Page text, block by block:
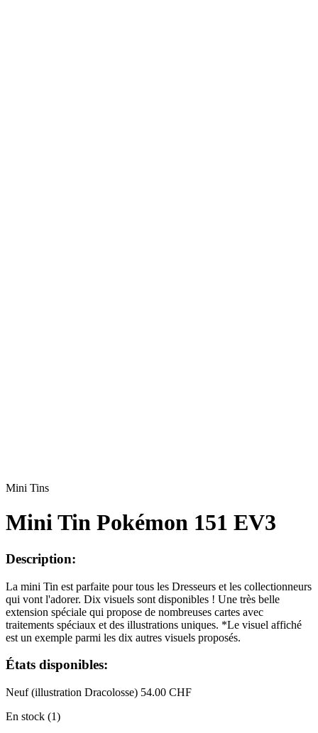
Mini Tins
Mini Tin Pokémon 151 EV3
Description:
La mini Tin est parfaite pour tous les Dresseurs et les collectionneurs
qui vont l'adorer. Dix visuels sont disponibles ! Une très belle
extension spéciale qui propose de nombreuses cartes avec
traitements spéciaux et des illustrations uniques. *Le visuel affiché
est un exemple parmi les dix autres visuels proposés.
États disponibles:
Neuf (illustration Dracolosse) 54.00 CHF
En stock (1)